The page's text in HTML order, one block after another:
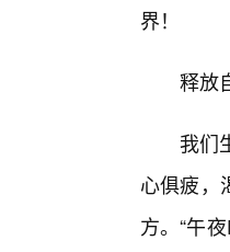
界！
释放
我们
心俱疲，
方。“午